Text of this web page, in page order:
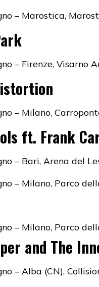
– Marostica,
– Firenze, Visarno
– Milano,
ft. Frank
– Bari, Arena del
– Milano, Parco
– Milano, Parco
and The
– Alba (CN),